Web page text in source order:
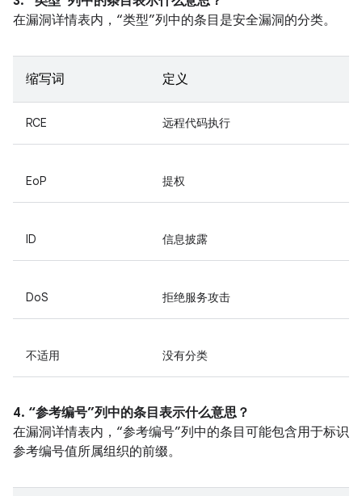
在漏洞详情表内，“类型”列中的条目是安全漏洞的分类。
缩写词 定义
RCE 远程代码执行
EoP 提权
ID 信息披露
DoS 拒绝服务攻击
不适用 没有分类
4. “参考编号”列中的条目表示什么意思？
在漏洞详情表内，“参考编号”列中的条目可能包含用于标识
参考编号值所属组织的前缀。